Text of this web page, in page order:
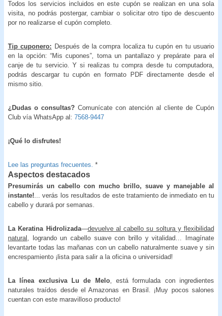
Todos los servicios incluidos en este cupón se realizan en una sola
visita, no podrás postergar, cambiar o solicitar otro tipo de descuento
por no realizarse el cupón completo.
Tip cuponero: Después de la compra localiza tu cupón en tu usuario
en la opción: “Mis cupones”, toma un pantallazo y prepárate para el
canje de tu servicio. Y si realizas tu compra desde tu computadora,
podrás descargar tu cupón en formato PDF directamente desde el
mismo sitio.
¿Dudas o consultas? Comunícate con atención al cliente de Cupón
Club vía WhatsApp al: 7568-9447
¡Qué lo disfrutes!
Lee las preguntas frecuentes. *
Aspectos destacados
Presumirás un cabello con mucho brillo, suave y manejable al
instante! ... verás los resultados de este tratamiento de inmediato en tu
cabello y durará por semanas.
La Keratina Hidrolizada—devuelve al cabello su soltura y flexibilidad
natural
, logrando un cabello suave con brillo y vitalidad… Imagínate
levantarte todas las mañanas con un cabello naturalmente suave y sin
encrespamiento ¡lista para salir a la oficina o universidad!
La línea exclusiva Lu de Melo, está formulada con ingredientes
naturales traídos desde el Amazonas en Brasil. ¡Muy pocos salones
cuentan con este maravilloso producto!